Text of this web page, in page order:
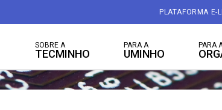
PLATAFORMA E-
SOBRE A
TECMINHO
PARA A
UMINHO
PARA